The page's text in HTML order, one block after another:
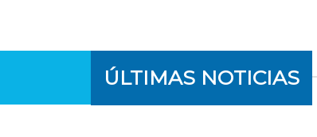
ÚLTIMAS NOTICIAS